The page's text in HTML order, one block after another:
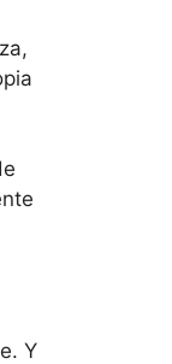
Y